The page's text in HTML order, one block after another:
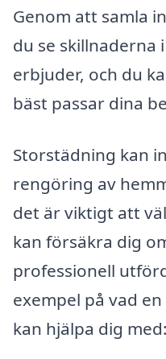
Genom att samla
du se skillnaderna
erbjuder, och du
bäst passar dina
Storstädning kan
rengöring av
det är viktigt att
kan försäkra dig
professionell
exempel på vad
kan hjälpa dig med: